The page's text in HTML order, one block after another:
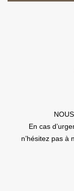
En cas
n’hésitez pas à